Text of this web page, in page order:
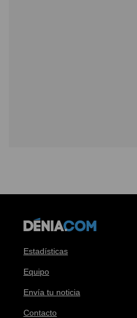
Estadísticas
Equipo
Envía tu noticia
Contacto